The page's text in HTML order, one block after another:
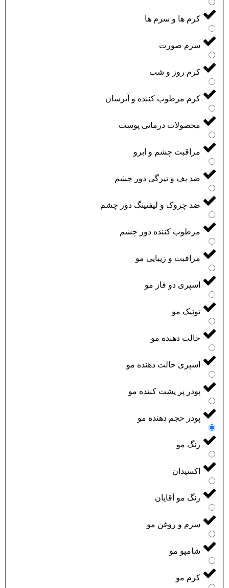
کرم ها و سرم ها
سرم صورت
کرم روز و شب
کرم مرطوب کننده و آبرسان
محصولات درمانی پوست
مراقبت چشم و ابرو
ضد پف و تیرگی دور چشم
ضد چروک و لیفتینگ دور چشم
مرطوب کننده دور چشم
مراقبت و زیبایی مو
اسپری دو فاز مو
تونیک مو
حالت دهنده مو
اسپری حالت دهنده مو
پودر پر پشت کننده مو
پودر حجم دهنده مو
رنگ مو
اکسیدان
رنگ مو آقایان
سرم و روغن مو
شامپو مو
کرم مو